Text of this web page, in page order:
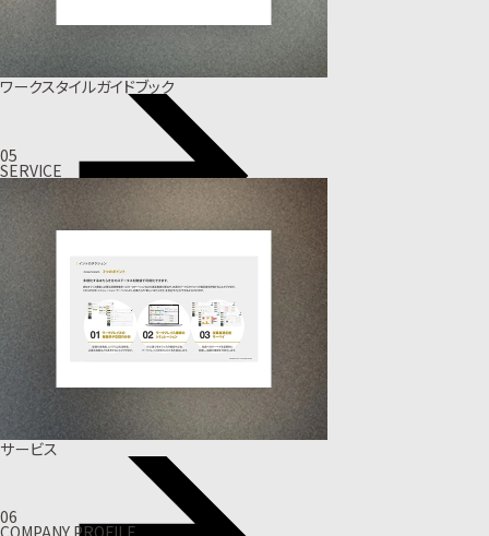
ワークスタイルガイドブック
05
SERVICE
サービス
06